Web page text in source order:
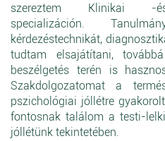
szereztem Klinikai -és
specializáción.
kérdezéstechnikát,
tudtam elsajátítani,
beszélgetés terén is
Szakdolgozatomat a
pszichológiai jóllétre
fontosnak találom a testi-
jóllétünk tekintetében.